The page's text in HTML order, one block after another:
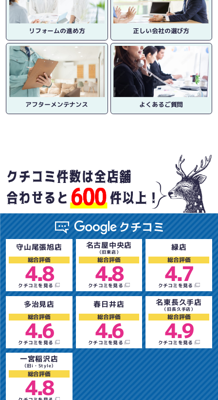
リフォームの進め方 正しい会社の選び方
アフターメンテナンス よくあるご質問
守山尾張旭店
総合評価
4.8
クチコミを見る
名古屋中央店
（旧東店）
総合評価
4.8
クチコミを見る
緑店
総合評価
4.7
クチコミを見る
多治見店
総合評価
4.6
クチコミを見る
春日井店
総合評価
4.6
クチコミを見る
名東長久手店
（旧長久手店）
総合評価
4.9
クチコミを見る
一宮稲沢店
（旧i・Style）
総合評価
4.8